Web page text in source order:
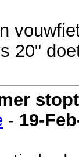
20"
- 19-